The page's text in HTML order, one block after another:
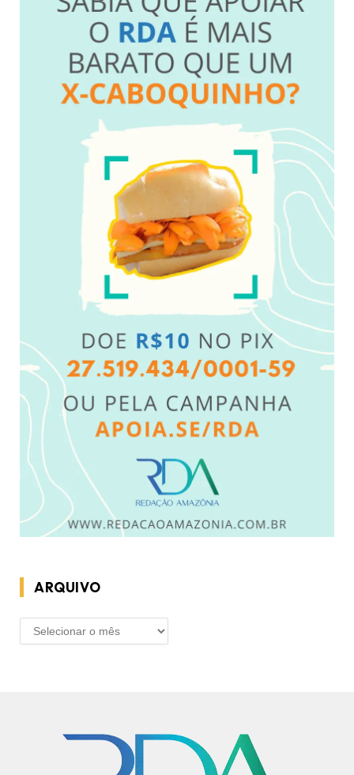
ARQUIVO
ARQUIVO